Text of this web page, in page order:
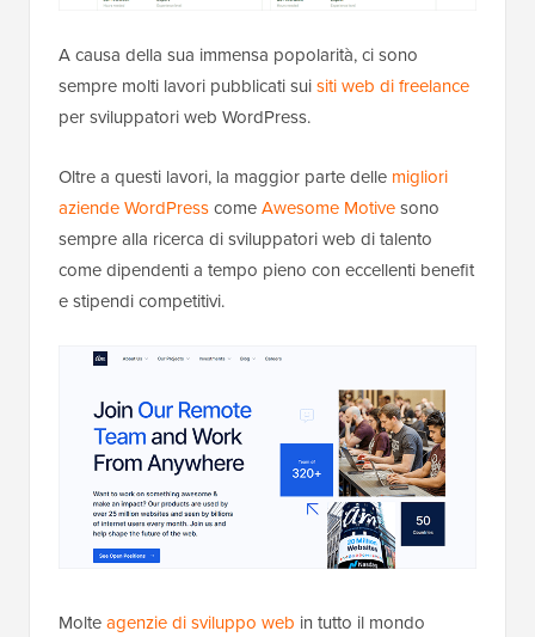
A causa della sua immensa popolarità, ci sono
sempre molti lavori pubblicati suisiti web di freelance
per sviluppatori web WordPress.
Oltre a questi lavori, la maggior parte delle migliori
aziende WordPresscomeAwesome Motivesono
sempre alla ricerca di sviluppatori web di talento
come dipendenti a tempo pieno con eccellenti benefit
e stipendi competitivi.
Molteagenzie di sviluppo web in tutto il mondo